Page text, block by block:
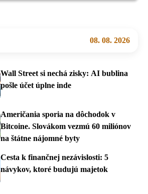
08. 08. 2026
Wall Street si nechá zisky: AI bublina
pošle účet úplne inde
Američania sporia na dôchodok v
Bitcoine. Slovákom vezmú 60 miliónov
na štátne nájomné byty
Cesta k finančnej nezávislosti: 5
návykov, ktoré budujú majetok